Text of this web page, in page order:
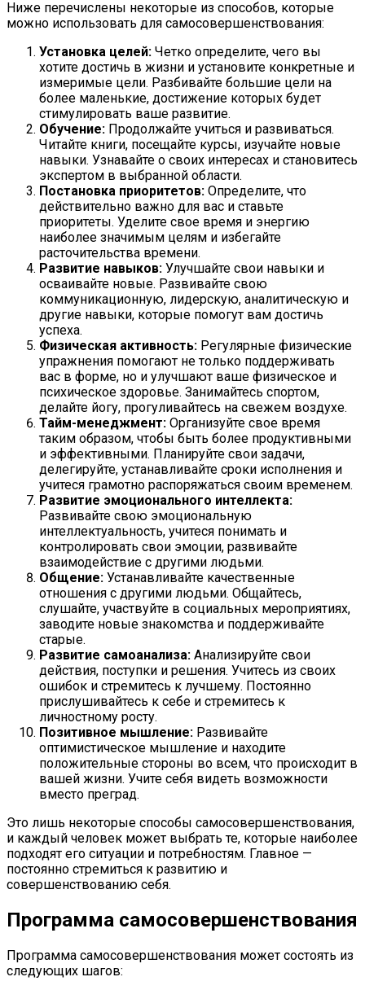
Ниже перечислены некоторые из способов, которые
можно использовать для самосовершенствования:
Установка целей: Четко определите, чего вы
хотите достичь в жизни и установите конкретные и
измеримые цели. Разбивайте большие цели на
более маленькие, достижение которых будет
стимулировать ваше развитие.
Обучение: Продолжайте учиться и развиваться.
Читайте книги, посещайте курсы, изучайте новые
навыки. Узнавайте о своих интересах и становитесь
экспертом в выбранной области.
Постановка приоритетов: Определите, что
действительно важно для вас и ставьте
приоритеты. Уделите свое время и энергию
наиболее значимым целям и избегайте
расточительства времени.
Развитие навыков: Улучшайте свои навыки и
осваивайте новые. Развивайте свою
коммуникационную, лидерскую, аналитическую и
другие навыки, которые помогут вам достичь
успеха.
Физическая активность: Регулярные физические
упражнения помогают не только поддерживать
вас в форме, но и улучшают ваше физическое и
психическое здоровье. Занимайтесь спортом,
делайте йогу, прогуливайтесь на свежем воздухе.
Тайм-менеджмент: Организуйте свое время
таким образом, чтобы быть более продуктивными
и эффективными. Планируйте свои задачи,
делегируйте, устанавливайте сроки исполнения и
учитеся грамотно распоряжаться своим временем.
Развитие эмоционального интеллекта:
Развивайте свою эмоциональную
интеллектуальность, учитеся понимать и
контролировать свои эмоции, развивайте
взаимодействие с другими людьми.
Общение: Устанавливайте качественные
отношения с другими людьми. Общайтесь,
слушайте, участвуйте в социальных мероприятиях,
заводите новые знакомства и поддерживайте
старые.
Развитие самоанализа: Анализируйте свои
действия, поступки и решения. Учитесь из своих
ошибок и стремитесь к лучшему. Постоянно
прислушивайтесь к себе и стремитесь к
личностному росту.
Позитивное мышление: Развивайте
оптимистическое мышление и находите
положительные стороны во всем, что происходит в
вашей жизни. Учите себя видеть возможности
вместо преград.
Это лишь некоторые способы самосовершенствования,
и каждый человек может выбрать те, которые наиболее
подходят его ситуации и потребностям. Главное —
постоянно стремиться к развитию и
совершенствованию себя.
Программа самосовершенствования
Программа самосовершенствования может состоять из
следующих шагов: